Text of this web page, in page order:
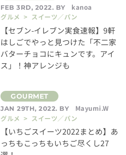
FEB 3RD, 2022. BY
kanoa
グルメ > スイーツ／パン
【セブン-イレブン実食速報】9軒
はしごでやっと見つけた「不二家
バターチョコにキュンです。アイ
ス」！神アレンジも
JAN 29TH, 2022. BY
Mayumi.W
グルメ > スイーツ／パン
【いちごスイーツ2022まとめ】あ
っちもこっちもいちご尽くし27